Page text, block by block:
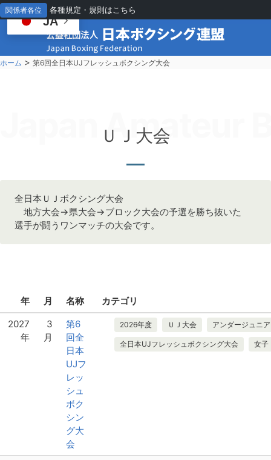
関係者各位 各種規定・規則はこちら
ホーム > 第6回全日本UJフレッシュボクシング大会
Japan Amateur
ＵＪ大会
全日本ＵＪボクシング大会
地方大会→県大会→ブロック大会の予選を勝ち抜いた
選手が闘うワンマッチの大会です。
年 月 名称
カテゴリ
2027
年
3
月
第6
回全
日本
UJフ
レッ
シュ
ボク
シン
グ大
会
2026年度 ＵＪ大会 アンダージュニ
全日本UJフレッシュボクシング大会 女子
JA